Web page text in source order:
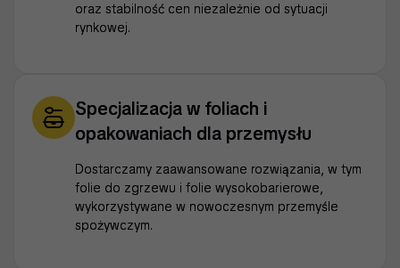
oraz stabilność cen niezależnie od sytuacji
rynkowej.
Specjalizacja w foliach i
opakowaniach dla przemysłu
Dostarczamy zaawansowane rozwiązania, w tym
folie do zgrzewu i folie wysokobarierowe,
wykorzystywane w nowoczesnym przemyśle
spożywczym.